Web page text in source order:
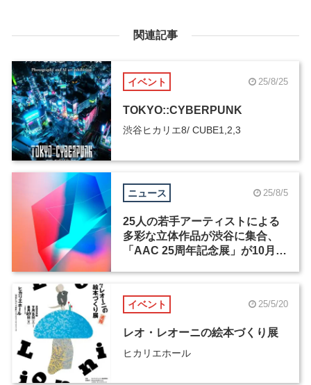
関連記事
イベント 25/8/25
TOKYO::CYBERPUNK
渋谷ヒカリエ8/ CUBE1,2,3
ニュース 25/8/5
25人の若手アーティストによる
多彩な立体作品が渋谷に集合、
「AAC 25周年記念展」が10月
イベント 25/5/20
レオ・レオーニの絵本づくり展
ヒカリエホール